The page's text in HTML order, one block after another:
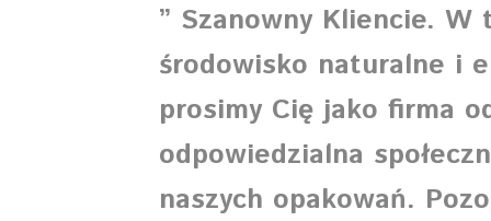
” Szanowny Kliencie. W
środowisko naturalne i
prosimy Cię jako firma
odpowiedzialna
naszych opakowań.